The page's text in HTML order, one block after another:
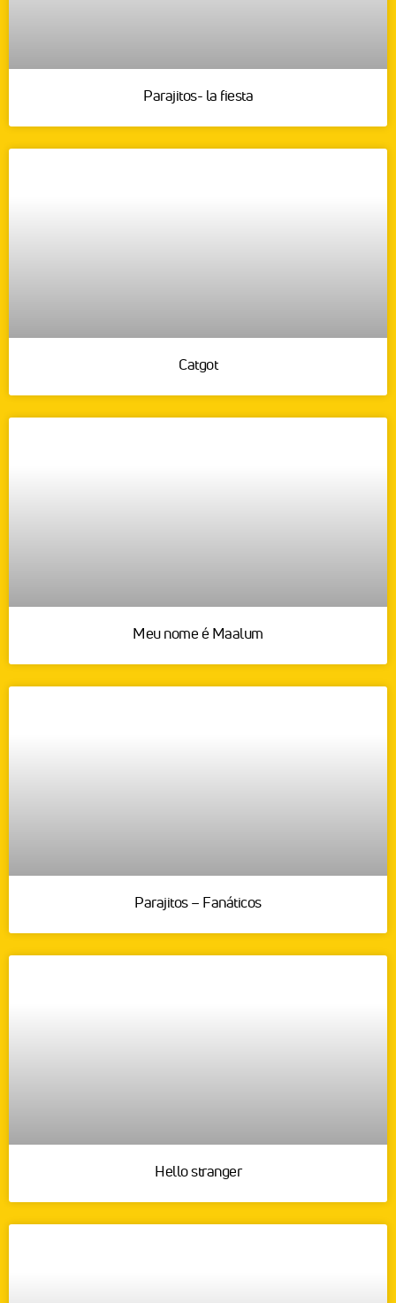
Parajitos- la fiesta
Catgot
Meu nome é Maalum
Parajitos – Fanáticos
Hello stranger